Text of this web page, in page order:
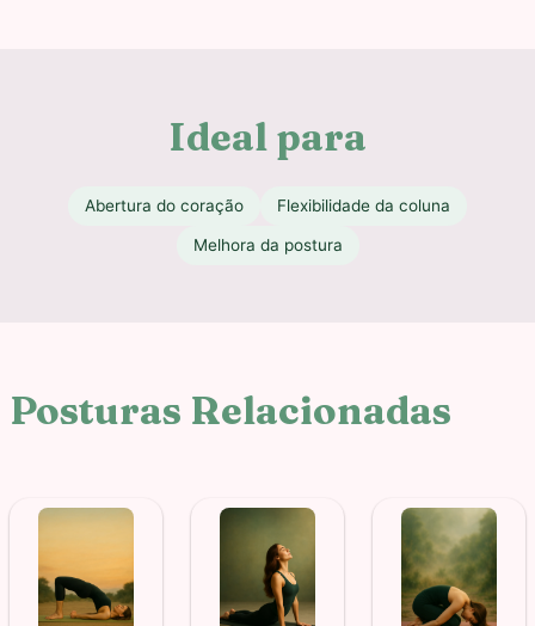
Ideal para
Abertura do coração Flexibilidade da coluna
Melhora da postura
Posturas Relacionadas